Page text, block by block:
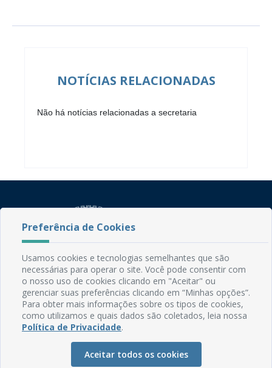
NOTÍCIAS RELACIONADAS
Não há notícias relacionadas a secretaria
Rua do Imperador, 78, Centro
CEP: 58.280-000 - Mamanguape/PB
Fone: (83) 3292-2246
Email: comunicacao@mamanguape.pb.gov.br
Expediente: Segunda à Sexta, das 08h às 13h
Preferência de Cookies
Usamos cookies e tecnologias semelhantes que são
necessárias para operar o site. Você pode consentir com
o nosso uso de cookies clicando em "Aceitar" ou
gerenciar suas preferências clicando em “Minhas opções”.
Para obter mais informações sobre os tipos de cookies,
como utilizamos e quais dados são coletados, leia nossa
Política de Privacidade.
Aceitar todos os cookies